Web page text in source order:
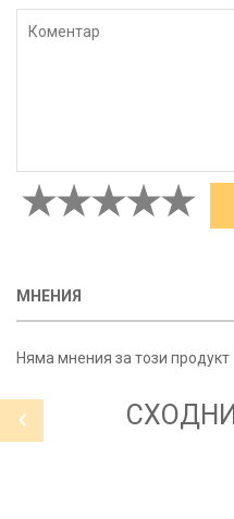
МНЕНИЯ
Няма мнения за този продукт
СХОДНИ